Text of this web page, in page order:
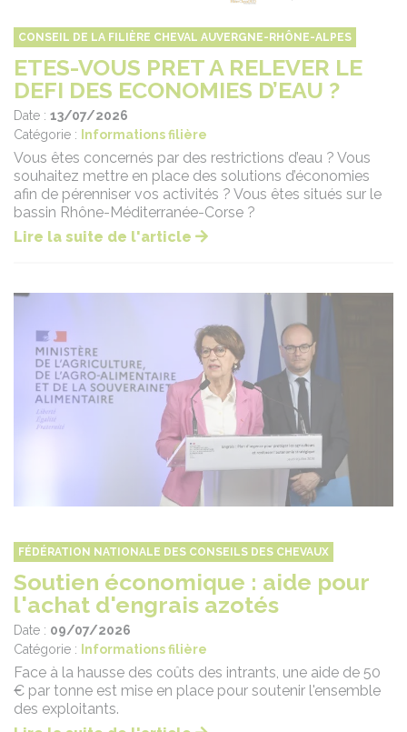
CONSEIL DE LA FILIÈRE CHEVAL AUVERGNE-RHÔNE-ALPES
ETES-VOUS PRET A RELEVER LE
DEFI DES ECONOMIES D’EAU ?
Date : 13/07/2026
Catégorie :
Informations filière
Vous êtes concernés par des restrictions d’eau ? Vous
souhaitez mettre en place des solutions d’économies
afin de pérenniser vos activités ? Vous êtes situés sur le
bassin Rhône-Méditerranée-Corse ?
Lire la suite de l'article
FÉDÉRATION NATIONALE DES CONSEILS DES CHEVAUX
Soutien économique : aide pour
l'achat d'engrais azotés
Date : 09/07/2026
Catégorie :
Informations filière
Face à la hausse des coûts des intrants, une aide de 50
€ par tonne est mise en place pour soutenir l'ensemble
des exploitants.